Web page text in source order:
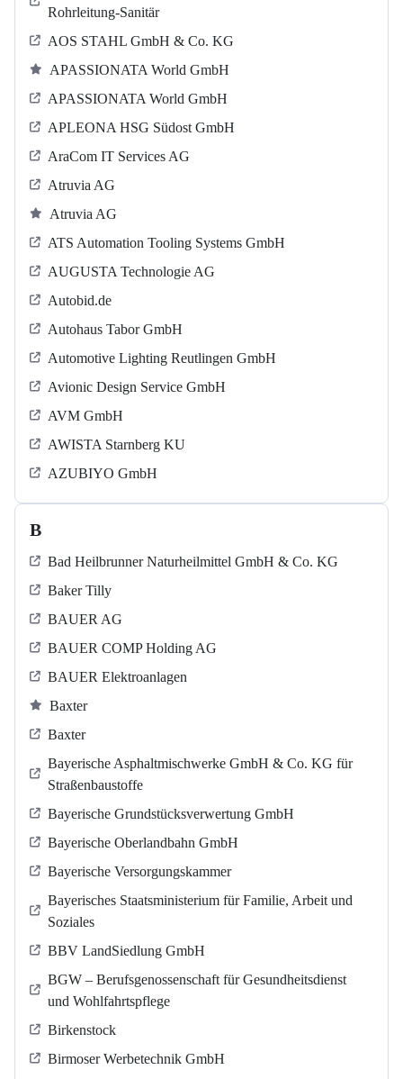
Rohrleitung-Sanitär
AOS STAHL GmbH & Co. KG
APASSIONATA World GmbH
APASSIONATA World GmbH
APLEONA HSG Südost GmbH
AraCom IT Services AG
Atruvia AG
Atruvia AG
ATS Automation Tooling Systems GmbH
AUGUSTA Technologie AG
Autobid.de
Autohaus Tabor GmbH
Automotive Lighting Reutlingen GmbH
Avionic Design Service GmbH
AVM GmbH
AWISTA Starnberg KU
AZUBIYO GmbH
B
Bad Heilbrunner Naturheilmittel GmbH & Co. KG
Baker Tilly
BAUER AG
BAUER COMP Holding AG
BAUER Elektroanlagen
Baxter
Baxter
Bayerische Asphaltmischwerke GmbH & Co. KG für
Straßenbaustoffe
Bayerische Grundstücksverwertung GmbH
Bayerische Oberlandbahn GmbH
Bayerische Versorgungskammer
Bayerisches Staatsministerium für Familie, Arbeit und
Soziales
BBV LandSiedlung GmbH
BGW – Berufsgenossenschaft für Gesundheitsdienst
und Wohlfahrtspflege
Birkenstock
Birmoser Werbetechnik GmbH